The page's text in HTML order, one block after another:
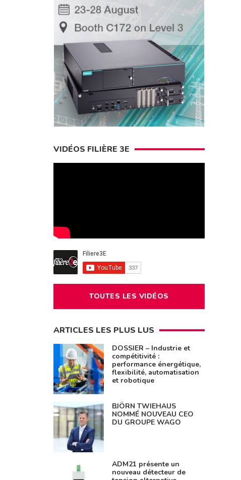
VIDÉOS FILIÈRE 3E
TOUTES LES VIDÉOS
ARTICLES LES PLUS LUS
DOSSIER – Industrie et
compétitivité :
performance énergétique,
flexibilité, automatisation
et robotique
BJÖRN TWIEHAUS
NOMMÉ NOUVEAU CEO
DU GROUPE WAGO
ADM21 présente un
nouveau détecteur de